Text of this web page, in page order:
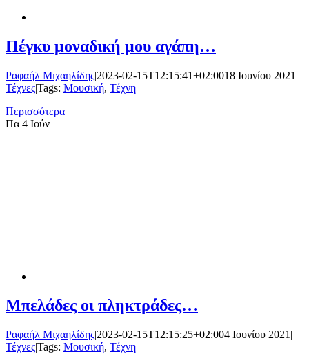
Πέγκυ μοναδική μου αγάπη…
Ραφαήλ Μιχαηλίδης|2023-02-15T12:15:41+02:0018 Ιουνίου 2021 |
Τέχνες|Tags: Μουσική, Τέχνη|
Περισσότερα
Πα 4 Ιούν
Μπελάδες οι πληκτράδες…
Ραφαήλ Μιχαηλίδης|2023-02-15T12:15:25+02:004 Ιουνίου 2021 |
Τέχνες|Tags: Μουσική, Τέχνη|